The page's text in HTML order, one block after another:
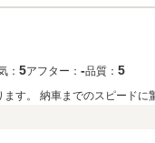
： 5アフター： ‐品質： 5
す。 納車までのスピードに